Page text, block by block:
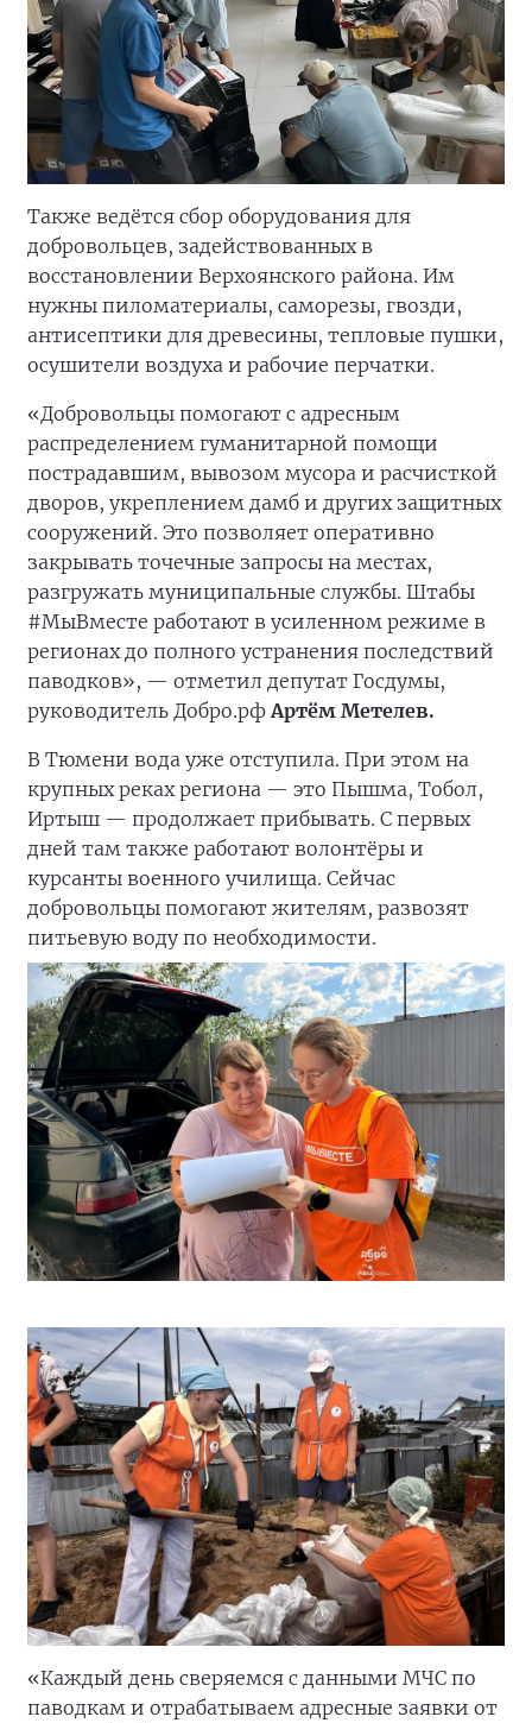
Также ведётся сбор оборудования для
добровольцев, задействованных в
восстановлении Верхоянского района. Им
нужны пиломатериалы, саморезы, гвозди,
антисептики для древесины, тепловые пушки,
осушители воздуха и рабочие перчатки.
«Добровольцы помогают с адресным
распределением гуманитарной помощи
пострадавшим, вывозом мусора и расчисткой
дворов, укреплением дамб и других защитных
сооружений. Это позволяет оперативно
закрывать точечные запросы на местах,
разгружать муниципальные службы. Штабы
#МыВместе работают в усиленном режиме в
регионах до полного устранения последствий
паводков», — отметил депутат Госдумы,
руководитель Добро.рф Артём Метелев.
В Тюмени вода уже отступила. При этом на
крупных реках региона — это Пышма, Тобол,
Иртыш — продолжает прибывать. С первых
дней там также работают волонтёры и
курсанты военного училища. Сейчас
добровольцы помогают жителям, развозят
питьевую воду по необходимости.
«Каждый день сверяемся с данными МЧС по
паводкам и отрабатываем адресные заявки от